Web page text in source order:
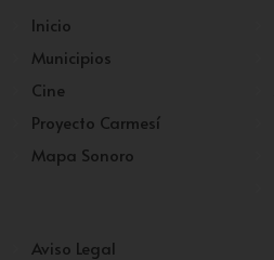
Inicio
Municipios
Cine
Proyecto Carmesí
Mapa Sonoro
Aviso Legal